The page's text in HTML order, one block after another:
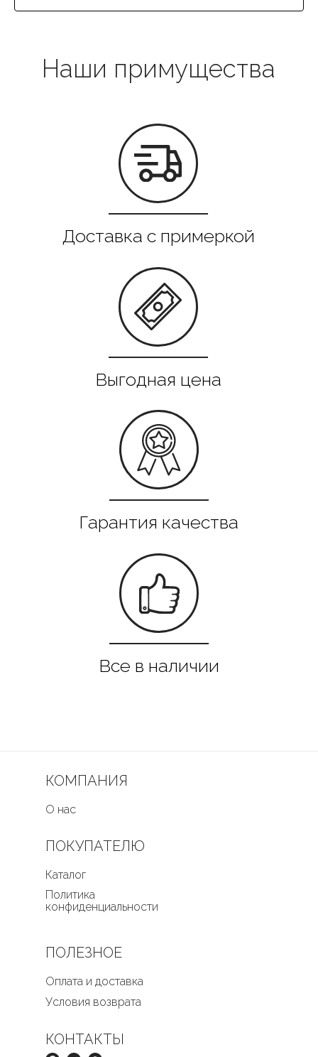
Все в наличии
КОМПАНИЯ
О нас
ПОЛЕЗНОЕ
Оплата и доставка
Условия возврата
ПОКУПАТЕЛЮ
Каталог
Политика
конфиденциальности
КОНТАКТЫ